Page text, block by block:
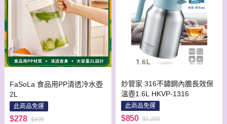
FaSoLa 食品用PP清透冷水壺
2L
此商品免運
$278 $499
妙管家 316不鏽鋼內膽長效保
溫壺1.6L HKVP-1316
此商品免運
$850 $1,200